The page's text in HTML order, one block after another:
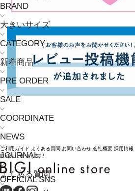
BRAND
大きいサイズ
CATEGORY
新着商品
PRE ORDER
SALE
COORDINATE
NEWS
JOURNAL
よくある質問
ご利用ガイド よくある質問 お問い合わせ 会社概要 採用情報
取引法に基づく表記
OFFICIAL SNS